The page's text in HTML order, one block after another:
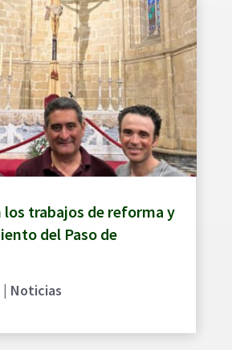
los trabajos de reforma y
del Paso de
| Noticias